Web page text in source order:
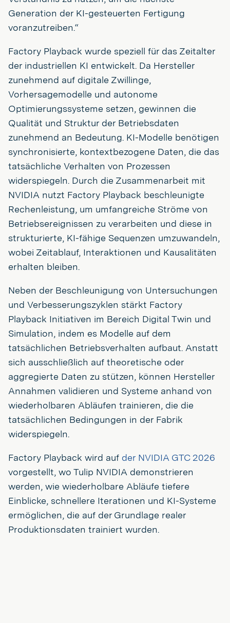
Generation der KI-gesteuerten Fertigung
voranzutreiben.“
Factory Playback wurde speziell für das Zeitalter
der industriellen KI entwickelt. Da Hersteller
zunehmend auf digitale Zwillinge,
Vorhersagemodelle und autonome
Optimierungssysteme setzen, gewinnen die
Qualität und Struktur der Betriebsdaten
zunehmend an Bedeutung. KI-Modelle benötigen
synchronisierte, kontextbezogene Daten, die das
tatsächliche Verhalten von Prozessen
widerspiegeln. Durch die Zusammenarbeit mit
NVIDIA nutzt Factory Playback beschleunigte
Rechenleistung, um umfangreiche Ströme von
Betriebsereignissen zu verarbeiten und diese in
strukturierte, KI-fähige Sequenzen umzuwandeln,
wobei Zeitablauf, Interaktionen und Kausalitäten
erhalten bleiben.
Neben der Beschleunigung von Untersuchungen
und Verbesserungszyklen stärkt Factory
Playback Initiativen im Bereich Digital Twin und
Simulation, indem es Modelle auf dem
tatsächlichen Betriebsverhalten aufbaut. Anstatt
sich ausschließlich auf theoretische oder
aggregierte Daten zu stützen, können Hersteller
Annahmen validieren und Systeme anhand von
wiederholbaren Abläufen trainieren, die die
tatsächlichen Bedingungen in der Fabrik
widerspiegeln.
Factory Playback wird auf der NVIDIA GTC 2026
vorgestellt, wo Tulip NVIDIA demonstrieren
werden, wie wiederholbare Abläufe tiefere
Einblicke, schnellere Iterationen und KI-Systeme
ermöglichen, die auf der Grundlage realer
Produktionsdaten trainiert wurden.